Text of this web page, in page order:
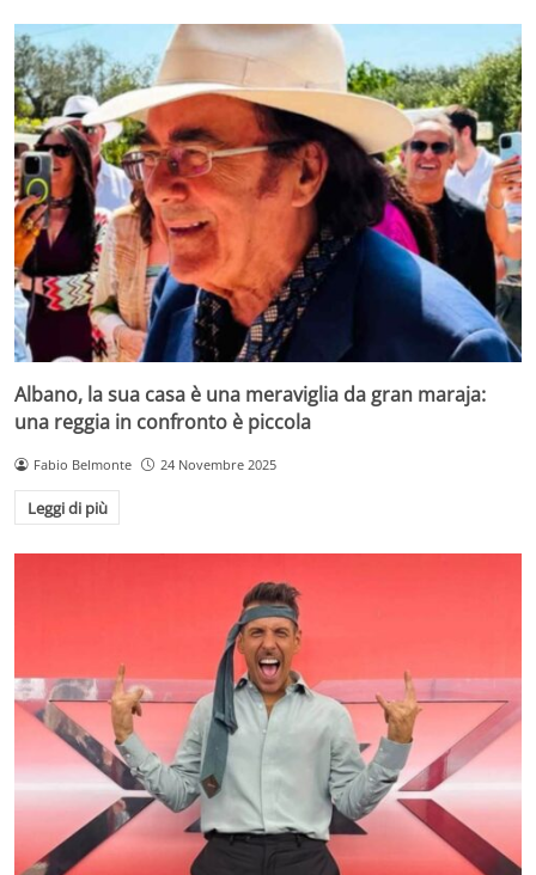
Albano, la sua casa è una meraviglia da gran maraja:
una reggia in confronto è piccola
Fabio Belmonte 24 Novembre 2025
Leggi di più